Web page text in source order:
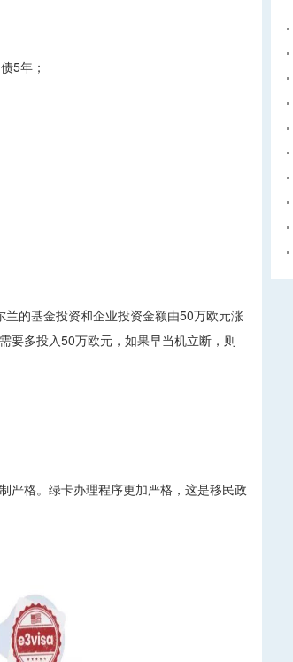
5年；
的基金投资和企业投资金额由50万欧元涨
要多投入50万欧元，如果早当机立断，则
严格。绿卡办理程序更加严格，这是移民政